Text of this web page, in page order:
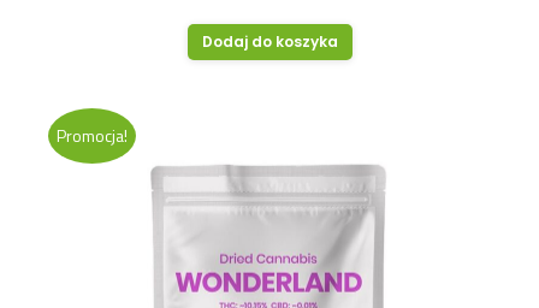
Dodaj do koszyka
Promocja!